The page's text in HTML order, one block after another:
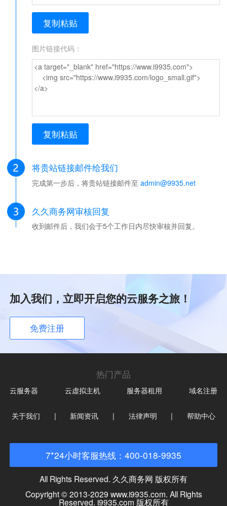
复制粘贴
图片链接代码：
<a target="_blank" href="https://www.i9935.com">
<img src="https://www.i9935.com/logo_small.gif">
</a>
复制粘贴
将贵站链接邮件给我们
完成第一步后，将贵站链接邮件至 admin@9935.net
久久商务网审核回复
收到邮件后，我们会于5个工作日内尽快审核并回复。
加入我们，立即开启您的云服务之旅！
免费注册
热门产品
云服务器 云虚拟主机 服务器租用 域名注册
关于我们 | 新闻资讯 | 法律声明 | 帮助中心
7*24小时客服热线：400-018-9935
All Rights Reserved. 久久商务网 版权所有
Copyright © 2013-2029 www.i9935.com. All Rights
Reserved. i9935.com 版权所有